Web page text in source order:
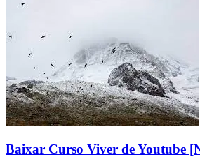
Baixar Curso Viver de Youtube